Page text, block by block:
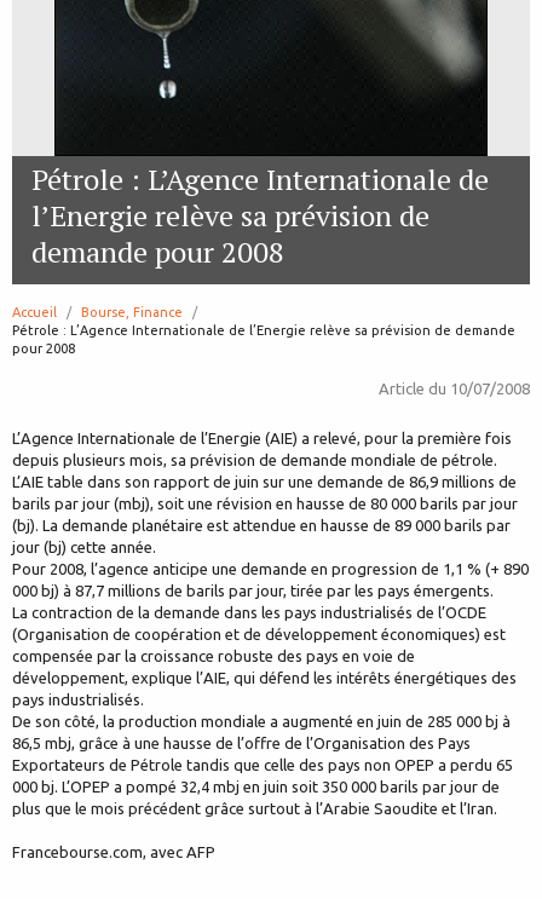
Pétrole : L’Agence Internationale de
l’Energie relève sa prévision de
demande pour 2008
Accueil
Bourse, Finance
page:
Pétrole : L’Agence Internationale de l’Energie relève sa prévision de demande
pour 2008
Article du 10/07/2008
L’Agence Internationale de l’Energie (AIE) a relevé, pour la première fois
depuis plusieurs mois, sa prévision de demande mondiale de pétrole.
L’AIE table dans son rapport de juin sur une demande de 86,9 millions de
barils par jour (mbj), soit une révision en hausse de 80 000 barils par jour
(bj). La demande planétaire est attendue en hausse de 89 000 barils par
jour (bj) cette année.
Pour 2008, l’agence anticipe une demande en progression de 1,1 % (+ 890
000 bj) à 87,7 millions de barils par jour, tirée par les pays émergents.
La contraction de la demande dans les pays industrialisés de l’OCDE
(Organisation de coopération et de développement économiques) est
compensée par la croissance robuste des pays en voie de
développement, explique l’AIE, qui défend les intérêts énergétiques des
pays industrialisés.
De son côté, la production mondiale a augmenté en juin de 285 000 bj à
86,5 mbj, grâce à une hausse de l’offre de l’Organisation des Pays
Exportateurs de Pétrole tandis que celle des pays non OPEP a perdu 65
000 bj. L’OPEP a pompé 32,4 mbj en juin soit 350 000 barils par jour de
plus que le mois précédent grâce surtout à l’Arabie Saoudite et l’Iran.
Francebourse.com, avec AFP